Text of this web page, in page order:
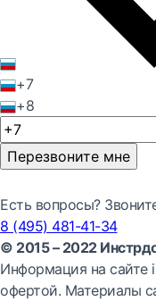
+7
+8
Перезвоните мне
Есть вопросы?
8 (495) 481-41-34
© 2015 – 2022
Информация на сайте
офертой. Материалы